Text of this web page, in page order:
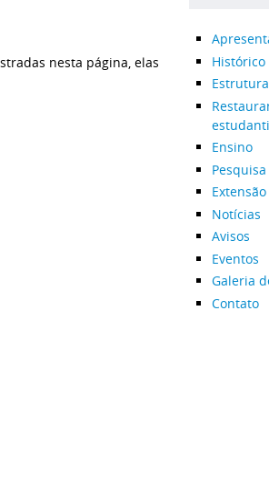
nesta página, elas
Histórico
Estrutura
Ensino
Pesquisa
Extensão
Notícias
Avisos
Eventos
Galeria
Contato